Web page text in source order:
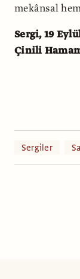
mekânsal
Sergi, 19
Çinili
Sergiler